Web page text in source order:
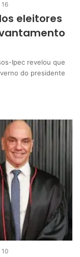
16
eleitores
Ipec revelou que
do presidente
10